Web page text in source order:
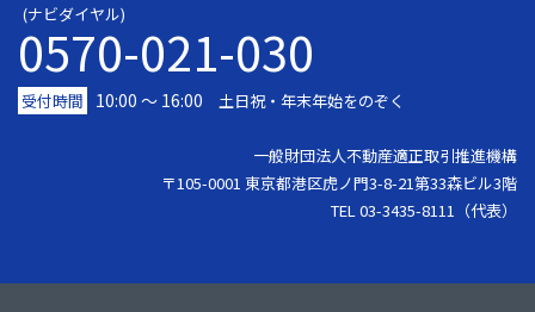
(ナビダイヤル)
0570-021-030
受付時間 10:00 ～ 16:00 土日祝・年末年始をのぞく
一般財団法人不動産適正取引推進機構
〒105-0001 東京都港区虎ノ門3-8-21第33森ビル3階
TEL 03-3435-8111（代表）